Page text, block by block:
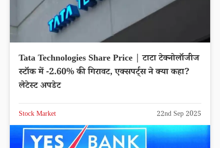
Tata Technologies Share Price | टाटा टेक्नोलॉजीज
स्टॉक में -2.60% की गिरावट, एक्सपर्ट्स ने क्या कहा?
लेटेस्ट अपडेट
Stock Market 22nd Sep 2025